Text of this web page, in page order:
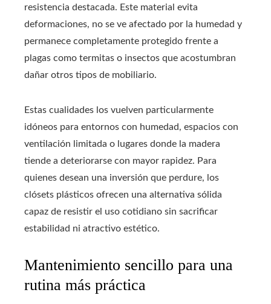
resistencia destacada. Este material evita
deformaciones, no se ve afectado por la humedad y
permanece completamente protegido frente a
plagas como termitas o insectos que acostumbran
dañar otros tipos de mobiliario.
Estas cualidades los vuelven particularmente
idóneos para entornos con humedad, espacios con
ventilación limitada o lugares donde la madera
tiende a deteriorarse con mayor rapidez. Para
quienes desean una inversión que perdure, los
clósets plásticos ofrecen una alternativa sólida
capaz de resistir el uso cotidiano sin sacrificar
estabilidad ni atractivo estético.
Mantenimiento sencillo para una
rutina más práctica